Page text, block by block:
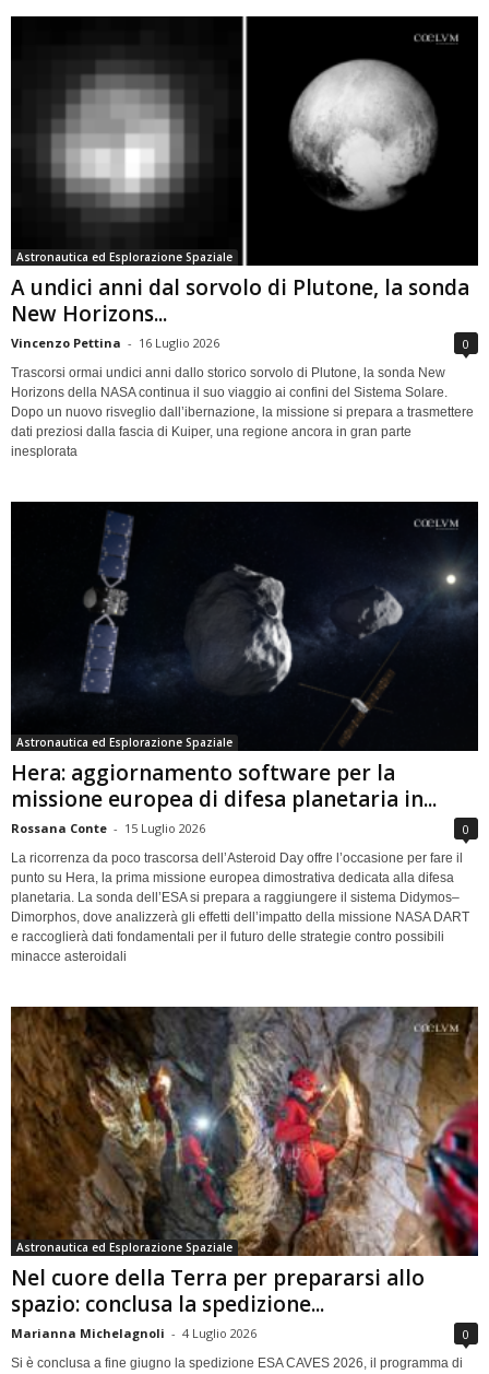
Astronautica ed Esplorazione Spaziale
A undici anni dal sorvolo di Plutone, la sonda
New Horizons...
Vincenzo Pettina - 16 Luglio 2026 0
Trascorsi ormai undici anni dallo storico sorvolo di Plutone, la sonda New
Horizons della NASA continua il suo viaggio ai confini del Sistema Solare.
Dopo un nuovo risveglio dall’ibernazione, la missione si prepara a trasmettere
dati preziosi dalla fascia di Kuiper, una regione ancora in gran parte
inesplorata
Astronautica ed Esplorazione Spaziale
Hera: aggiornamento software per la
missione europea di difesa planetaria in...
Rossana Conte - 15 Luglio 2026 0
La ricorrenza da poco trascorsa dell’Asteroid Day offre l’occasione per fare il
punto su Hera, la prima missione europea dimostrativa dedicata alla difesa
planetaria. La sonda dell’ESA si prepara a raggiungere il sistema Didymos–
Dimorphos, dove analizzerà gli effetti dell’impatto della missione NASA DART
e raccoglierà dati fondamentali per il futuro delle strategie contro possibili
minacce asteroidali
Astronautica ed Esplorazione Spaziale
Nel cuore della Terra per prepararsi allo
spazio: conclusa la spedizione...
Marianna Michelagnoli - 4 Luglio 2026 0
Si è conclusa a fine giugno la spedizione ESA CAVES 2026, il programma di